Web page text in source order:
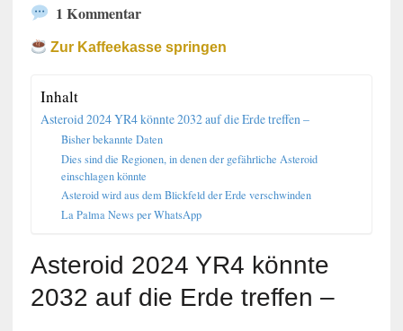
1 Kommentar
Zur Kaffeekasse springen
Inhalt
Asteroid 2024 YR4 könnte 2032 auf die Erde treffen –
Bisher bekannte Daten
Dies sind die Regionen, in denen der gefährliche Asteroid
einschlagen könnte
Asteroid wird aus dem Blickfeld der Erde verschwinden
La Palma News per WhatsApp
Asteroid 2024 YR4 könnte
2032 auf die Erde treffen –